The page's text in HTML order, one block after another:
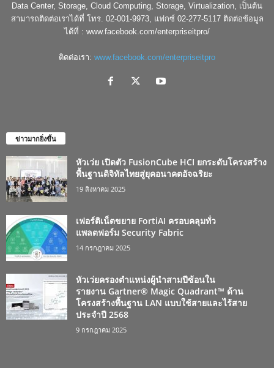
Data Center, Storage, Cloud Computing, Storage, Virtualization, เป็นต้น
สามารถติดต่อเราได้ที่ โทร. 02-001-9973, แฟกซ์ 02-277-5117 ติดต่อข้อมูล
ได้ที่ : www.facebook.com/enterpriseitpro/
ติดต่อเรา: www.facebook.com/enterpriseitpro
ข่าวมากยิ่งขึ้น
หัวเว่ย เปิดตัว FusionCube HCI ยกระดับโครงสร้าง
พื้นฐานดิจิทัลไทยสู่ยุคอนาคตอัจฉริยะ
19 สิงหาคม 2025
เฟอร์ติเน็ตขยาย FortiAI ครอบคลุมทั่ว
แพลตฟอร์ม Security Fabric
14 กรกฎาคม 2025
หัวเว่ยครองตำแหน่งผู้นำสามปีซ้อนใน
รายงาน Gartner® Magic Quadrant™ ด้าน
โครงสร้างพื้นฐาน LAN แบบใช้สายและไร้สาย
ประจำปี 2568
9 กรกฎาคม 2025